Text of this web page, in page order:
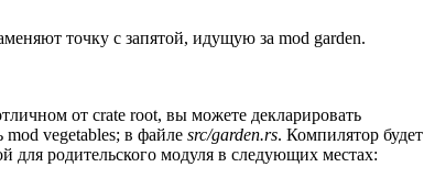
точку с запятой, идущую за mod garden.
от crate root, вы можете декларировать
vegetables; в файле src/garden.rs. Компилятор будет
для родительского модуля в следующих местах: